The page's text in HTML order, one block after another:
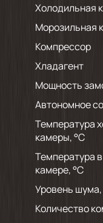
Холодильная
Морозильная
Компрессор
Хладагент
Мощность
Автономное
Температура
камеры, °С
Температура
камере, °С
Уровень
Количество